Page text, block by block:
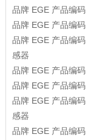
品牌 EGE 产品编码
品牌 EGE 产品编码
品牌 EGE 产品编码
感器
品牌 EGE 产品编码
品牌 EGE 产品编码
品牌 EGE 产品编码
感器
品牌 EGE 产品编码